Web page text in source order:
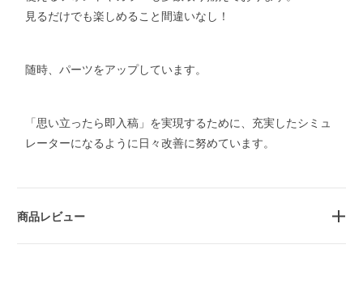
見るだけでも楽しめること間違いなし！
随時、パーツをアップしています。
「思い立ったら即入稿」を実現するために、充実したシミュ
レーターになるように日々改善に努めています。
商品レビュー